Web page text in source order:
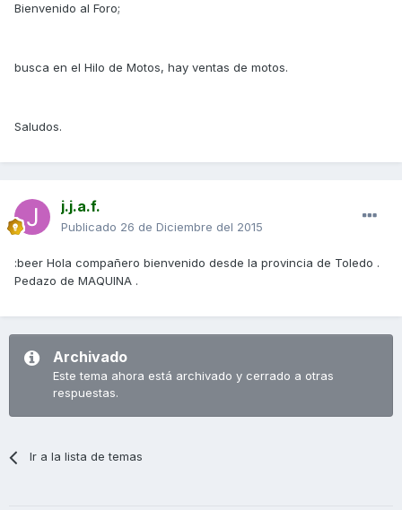
Bienvenido al Foro;
busca en el Hilo de Motos, hay ventas de motos.
Saludos.
j.j.a.f.
Publicado 26 de Diciembre del 2015
:beer Hola compañero bienvenido desde la provincia de Toledo .
Pedazo de MAQUINA .
Archivado
Este tema ahora está archivado y cerrado a otras
respuestas.
Ir a la lista de temas